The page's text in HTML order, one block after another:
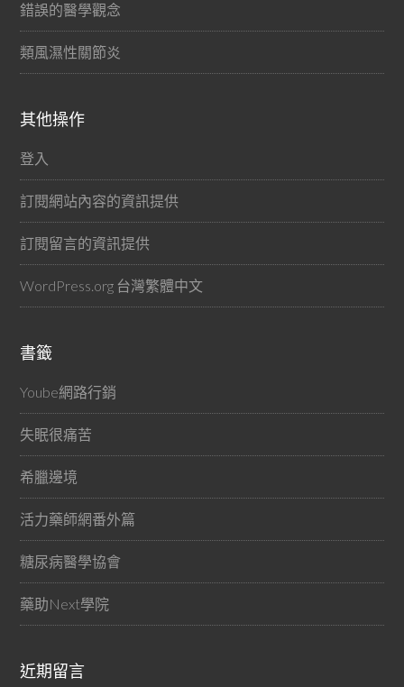
錯誤的醫學觀念
類風濕性關節炎
其他操作
登入
訂閱網站內容的資訊提供
訂閱留言的資訊提供
WordPress.org 台灣繁體中文
書籤
Yoube網路行銷
失眠很痛苦
希臘邊境
活力藥師網番外篇
糖尿病醫學協會
藥助Next學院
近期留言